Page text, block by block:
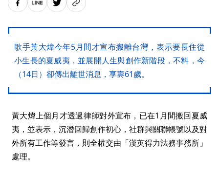
歌手黃大煒今年5月間才宣布搬離台灣，表示要長住從
小生長的夏威夷，並展開人生與創作新階段，不料，今
（14日）卻傳出離世消息，享壽61歲。
黃大煒上個月才透過律師對外宣布，已在1月間搬回夏威
夷，並表示，沉潛回歸創作初心，社群與關聯帳號以及對
外所有工作等發言，則全權交由「漢英得力法務事務所」
處理。